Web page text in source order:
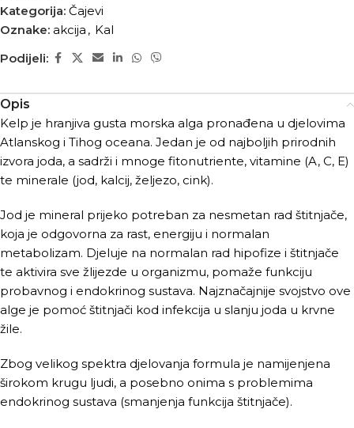
Kategorija: Čajevi
Oznake: akcija , Kal
Podijeli:
Opis
Kelp je hranjiva gusta morska alga pronađena u djelovima
Atlanskog i Tihog oceana. Jedan je od najboljih prirodnih
izvora joda, a sadrži i mnoge fitonutriente, vitamine (A, C, E)
te minerale (jod, kalcij, željezo, cink).
Jod je mineral prijeko potreban za nesmetan rad štitnjače,
koja je odgovorna za rast, energiju i normalan
metabolizam. Djeluje na normalan rad hipofize i štitnjače
te aktivira sve žlijezde u organizmu, pomaže funkciju
probavnog i endokrinog sustava. Najznačajnije svojstvo ove
alge je pomoć štitnjači kod infekcija u slanju joda u krvne
žile.
Zbog velikog spektra djelovanja formula je namijenjena
širokom krugu ljudi, a posebno onima s problemima
endokrinog sustava (smanjenja funkcija štitnjače).